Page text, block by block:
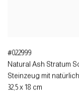
#022999
Natural Ash Stratum
Steinzeug mit
32,5 x 18 cm